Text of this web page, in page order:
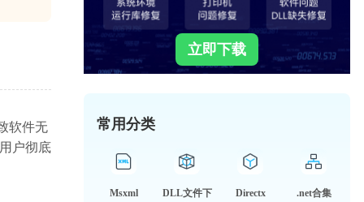
软件无
户彻底
立即下载
常用分类
Msxml
DLL文件下
Directx .net合集